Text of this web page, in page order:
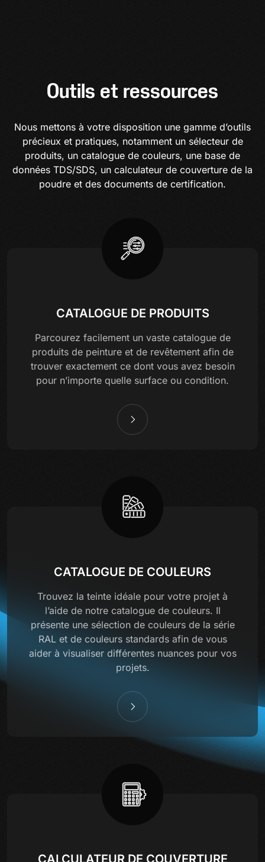
Outils et ressources
Nous mettons à votre disposition une gamme d’outils
précieux et pratiques, notamment un sélecteur de
produits, un catalogue de couleurs, une base de
données TDS/SDS, un calculateur de couverture de la
poudre et des documents de certification.
CATALOGUE DE PRODUITS
Parcourez facilement un vaste catalogue de
produits de peinture et de revêtement afin de
trouver exactement ce dont vous avez besoin
pour n’importe quelle surface ou condition.
CATALOGUE DE COULEURS
Trouvez la teinte idéale pour votre projet à
l’aide de notre catalogue de couleurs. Il
présente une sélection de couleurs de la série
RAL et de couleurs standards afin de vous
aider à visualiser différentes nuances pour vos
projets.
CALCULATEUR DE COUVERTURE